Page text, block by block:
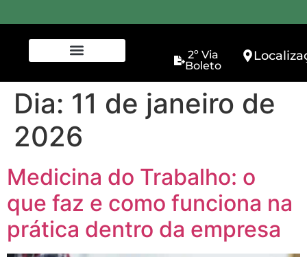
2º Via
Boleto
Dia: 11 de janeiro de
2026
Medicina do Trabalho: o
que faz e como funciona na
prática dentro da empresa